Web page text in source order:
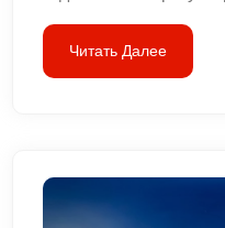
Читать Далее